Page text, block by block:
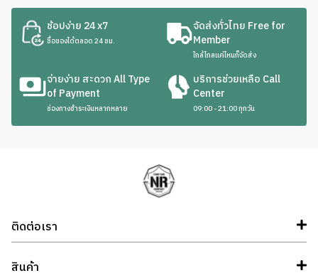
the
product
ช้อปง่าย 24 x7
ซื้อของได้ตลอด 24 ชม.
จัดส่งทั่วไทย Free for
Member
ใกล้ไกลแค่ไหนก็จัดส่ง
จ่ายง่าย สะดวก All Type
of Payment
ช่องทางชำระเงินหลากหลาย
บริการช่วยเหลือ Call
Center
09:00 - 21:00 ทุกวัน
ติดต่อเรา
สินค้า